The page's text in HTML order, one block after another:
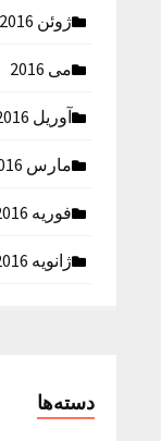
ژوئن 2016
می 2016
آوریل 2016
مارس 2016
فوریه 2016
ژانویه 2016
دسته‌ها